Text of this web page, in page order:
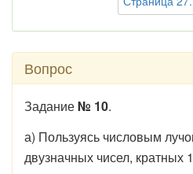
Вопрос
Задание№ 10.
а) Пользуясь числовым
двузначных чисел, кратных